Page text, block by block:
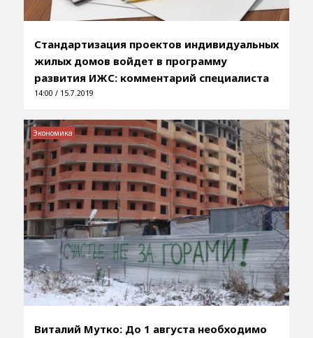
Стандартизация проектов индивидуальных
жилых домов войдет в программу
развития ИЖС: комментарий специалиста
14:00 / 15.7.2019
Виталий Мутко: До 1 августа необходимо
Экономика